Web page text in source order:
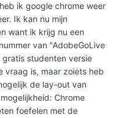
ik google chrome weer
Ik kan nu mijn
want ik krijg nu een
van "AdobeGoLive
studenten versie
vraag is, maar zoiets heb
de lay-out van
Chrome
foefelen met de